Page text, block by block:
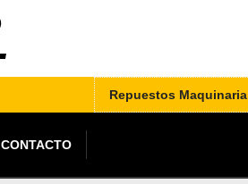
Repuestos Maquinaria
CONTACTO